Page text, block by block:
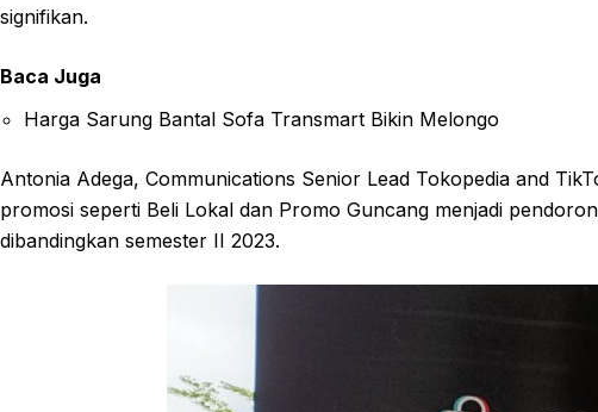
signifikan.
Baca Juga
Harga Sarung Bantal Sofa Transmart Bikin Melongo
Antonia Adega, Communications Senior Lead Tokopedia and
promosi seperti Beli Lokal dan Promo Guncang menjadi
dibandingkan semester II 2023.